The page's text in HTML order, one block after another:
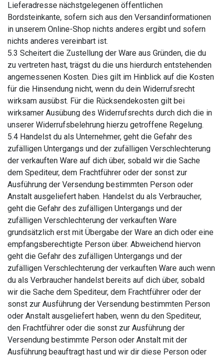
Lieferadresse nächstgelegenen öffentlichen
Bordsteinkante, sofern sich aus den Versandinformationen
in unserem Online-Shop nichts anderes ergibt und sofern
nichts anderes vereinbart ist.
5.3 Scheitert die Zustellung der Ware aus Gründen, die du
zu vertreten hast, trägst du die uns hierdurch entstehenden
angemessenen Kosten. Dies gilt im Hinblick auf die Kosten
für die Hinsendung nicht, wenn du dein Widerrufsrecht
wirksam ausübst. Für die Rücksendekosten gilt bei
wirksamer Ausübung des Widerrufsrechts durch dich die in
unserer Widerrufsbelehrung hierzu getroffene Regelung.
5.4 Handelst du als Unternehmer, geht die Gefahr des
zufälligen Untergangs und der zufälligen Verschlechterung
der verkauften Ware auf dich über, sobald wir die Sache
dem Spediteur, dem Frachtführer oder der sonst zur
Ausführung der Versendung bestimmten Person oder
Anstalt ausgeliefert haben. Handelst du als Verbraucher,
geht die Gefahr des zufälligen Untergangs und der
zufälligen Verschlechterung der verkauften Ware
grundsätzlich erst mit Übergabe der Ware an dich oder eine
empfangsberechtigte Person über. Abweichend hiervon
geht die Gefahr des zufälligen Untergangs und der
zufälligen Verschlechterung der verkauften Ware auch wenn
du als Verbraucher handelst bereits auf dich über, sobald
wir die Sache dem Spediteur, dem Frachtführer oder der
sonst zur Ausführung der Versendung bestimmten Person
oder Anstalt ausgeliefert haben, wenn du den Spediteur,
den Frachtführer oder die sonst zur Ausführung der
Versendung bestimmte Person oder Anstalt mit der
Ausführung beauftragt hast und wir dir diese Person oder